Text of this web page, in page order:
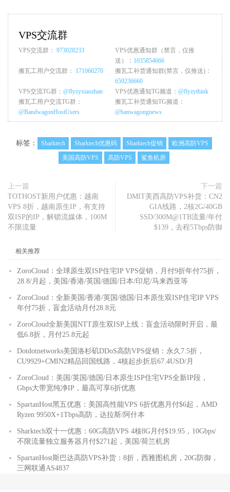
VPS交流群
VPS交流群： 973028233
VPS优惠通知群（禁言，仅推
送）： 1035854666
搬瓦工用户交流群： 171060270
搬瓦工补货通知群(禁言，仅推送)：
659236660
VPS交流TG群： @flyzyxiaozhan VPS优惠通知TG频道： @flyzythink
搬瓦工用户交流TG群：
@BandwagonHostUsers
搬瓦工补货通知TG频道：
@banwagongnews
标签： Sharktech Sharktech优惠码 Sharktech促销
欧洲高防VPS
美国高防VPS
高防VPS 鲨鱼机房
上一篇
TOTHOST新用户优惠：越南
VPS 8折，越南原生IP，有支持
双ISP的IP，解锁流媒体，100M
不限流量
下一篇
DMIT美西高防VPS补货：CN2
GIA线路，2核2G/40GB
SSD/300M@1TB流量/年付
$139，去程5Tbps防御
相关推荐
ZoroCloud：全球原生双ISP住宅IP VPS促销，月付9折年付75折，
28.8/月起，美国/香港/英国/德国/日本/印尼/马来西亚等
ZoroCloud：全新美国/香港/英国/德国/日本原生双ISP住宅IP VPS
年付75折，盲盒活动月付28.8元
ZoroCloud全新美国NTT原生双ISP上线：盲盒活动限时开启，最
低6.8折，月付25.8元起
Dotdotnetworks美国洛杉矶DDoS高防VPS促销：永久7.5折，
CU9929+CMIN2精品回国线路，4核起步折后67.4USD/月
ZoroCloud：美国/英国/德国/日本原生ISP住宅VPS全新IP段，
Gbps大带宽纯净IP，最高可享6折优惠
SpartanHost黑五优惠：美国高性能VPS 6折优惠月付$6起，AMD
Ryzen 9950X+1Tbps高防，达拉斯/阿什本
Sharktech双十一优惠：60G高防VPS 4核8G月付$19.95，10Gbps/
不限流量独立服务器月付$271起，美国/荷兰机房
SpartanHost斯巴达高防VPS补货：8折，西雅图机房，20G防御，
三网联通AS4837